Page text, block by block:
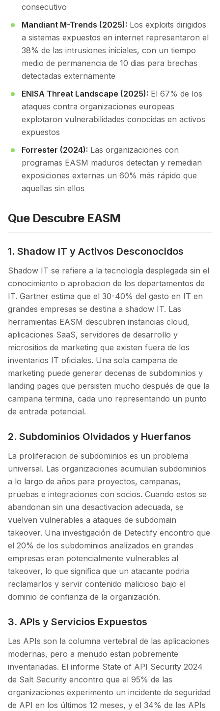
consecutivo
Mandiant M-Trends (2025): Los exploits dirigidos
a sistemas expuestos en internet representaron el
38% de las intrusiones iniciales, con un tiempo
medio de permanencia de 10 dias para brechas
detectadas externamente
ENISA Threat Landscape (2025): El 67% de los
ataques contra organizaciones europeas
explotaron vulnerabilidades conocidas en activos
expuestos
Forrester (2024): Las organizaciones con
programas EASM maduros detectan y remedian
exposiciones externas un 60% más rápido que
aquellas sin ellos
Que Descubre EASM
1. Shadow IT y Activos Desconocidos
Shadow IT se refiere a la tecnología desplegada sin el
conocimiento o aprobacion de los departamentos de
IT. Gartner estima que el 30-40% del gasto en IT en
grandes empresas se destina a shadow IT. Las
herramientas EASM descubren instancias cloud,
aplicaciones SaaS, servidores de desarrollo y
micrositios de marketing que existen fuera de los
inventarios IT oficiales. Una sola campana de
marketing puede generar decenas de subdominios y
landing pages que persisten mucho después de que la
campana termina, cada uno representando un punto
de entrada potencial.
2. Subdominios Olvidados y Huerfanos
La proliferacion de subdominios es un problema
universal. Las organizaciones acumulan subdominios
a lo largo de años para proyectos, campanas,
pruebas e integraciones con socios. Cuando estos se
abandonan sin una desactivacion adecuada, se
vuelven vulnerables a ataques de subdomain
takeover. Una investigación de Detectify encontro que
el 20% de los subdominios analizados en grandes
empresas eran potencialmente vulnerables al
takeover, lo que significa que un atacante podria
reclamarlos y servir contenido malicioso bajo el
dominio de confianza de la organización.
3. APIs y Servicios Expuestos
Las APIs son la columna vertebral de las aplicaciones
modernas, pero a menudo estan pobremente
inventariadas. El informe State of API Security 2024
de Salt Security encontro que el 95% de las
organizaciones experimento un incidente de seguridad
de API en los últimos 12 meses, y el 34% de las APIs